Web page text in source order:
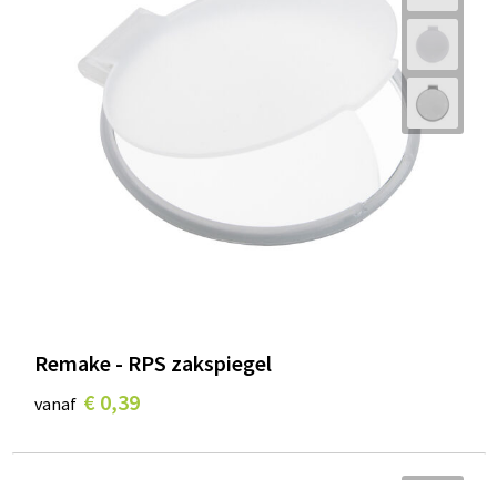
Remake - RPS zakspiegel
vanaf € 0,39